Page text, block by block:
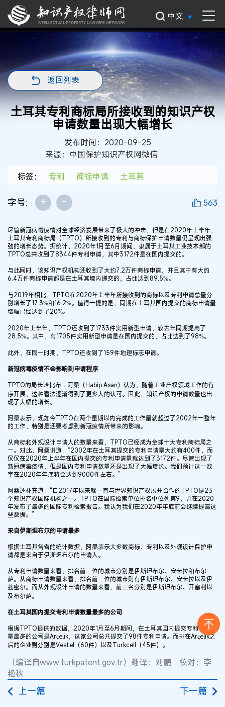
中文
返回列表
土耳其专利商标局所接收到的知识产权
申请数量出现大幅增长
发布时间：2020-09-25
来源：中国保护知识产权网微信
标签：
专利 商标申请 土耳其
字号: + - 563
尽管新冠病毒疫情对全球经济发展带来了极大的冲击，但是在2020年上半年，
土耳其专利商标局（TPTO）所接收到的专利与商标保护申请数量仍呈现出强
劲的增长态势。据统计，2020年1月至6月期间，隶属于土耳其工业技术部的
TPTO总共收到了8344件专利申请，其中3172件是在国内提交的。
与此同时，该知识产权机构还收到了大约7.2万件商标申请，并且其中有大约
6.4万件商标申请都是在土耳其境内递交的，占比达到89.5%。
与2019年相比，TPTO在2020年上半年所接收到的商标以及专利申请总量分
别增长了17.3%和16.2%。值得一提的是，同期在土耳其国内提交的商标申请量
增幅已经达到了20%。
2020年上半年，TPTO还收到了1733件实用新型申请，较去年同期提高了
28.5%。其中，有1705件实用新型申请是在国内提交的，占比达到了98%。
此外，在同一时期，TPTO还收到了159件地理标志申请。
新冠病毒疫情不会影响到申请程序
TPTO的局长哈比布．阿桑（Habip Asan）认为，随着工业产权领域工作的有
序开展，这种看法逐渐得到了更多人的认可。因此，知识产权的申请数量也出
现了大幅的增长。
阿桑表示，现如今TPTO在两个星期以内完成的工作量就超过了2002年一整年
的工作，特别是还要考虑到新冠疫情所带来的影响。
从商标和外观设计申请人的数量来看，TPTO已经成为全球十大专利商标局之
一。对此，阿桑讲道：“2002年在土耳其提交的专利申请量大约有400件，而
仅仅在2020年上半年在国内提交的专利申请量就达到了3172件。尽管出现了
新冠病毒疫情，但是国内专利申请数量还是出现了大幅增长。我们预计这一数
字在2020年年底将会达到9000件左右。”
阿桑还补充道：“自2017年以来就一直与世界知识产权展开合作的TPTO是23
个知识产权国际机构之一。TPTO在国际检索单位排名中位列第9，并在2020
年发布了最多的国际专利检索报告。我认为我们在2020年年底前会继续提高这
些数据。”
来自伊斯坦布尔的申请最多
根据土耳其各省的统计数据，阿桑表示大多数商标、专利以及外观设计保护申
请都是来自于伊斯坦布尔的申请人。
从专利申请数量来看，排名前三位的城市分别是伊斯坦布尔、安卡拉和布尔
萨。从商标申请数量来看，排名前三位的城市则有伊斯坦布尔、安卡拉以及伊
兹密尔。而从外观设计申请的数量来看，前三名分别是伊斯坦布尔、开塞利以
及布尔萨。
在土耳其国内提交专利申请数量最多的公司
根据TPTO提供的数据，2020年1月至6月期间，在土耳其国内提交专利申请数
量最多的公司是Arçelik，这家公司总共提交了98件专利申请。而排在Arçelik之
后的企业则分别是Vestel（60件）以及Turkcell（45件）。
（编译自www.turkpatent.gov.tr） 翻译：刘鹏 校对：李
艳秋
上一篇 下一篇